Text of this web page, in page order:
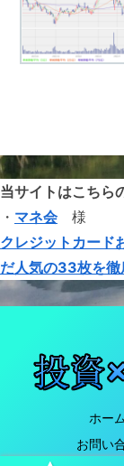
当サイトはこちら
・ マネ会様
クレジットカー
だ人気の33枚を徹
ホー
お問い